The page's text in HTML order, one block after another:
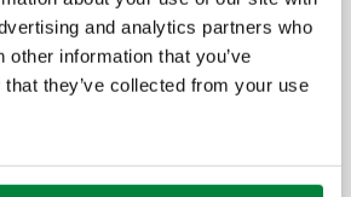
and analytics partners who
other information that you’ve
they’ve collected from your use
shpërndarës të serive 662 dhe